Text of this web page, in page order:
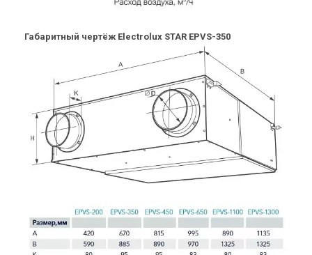
Габаритный чертёж Electrolux STAR EPVS-350